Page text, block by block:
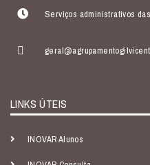
Serviços administrativos
LINKS ÚTEIS
INOVAR Alunos